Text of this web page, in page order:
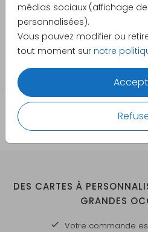
médias sociaux (affichage
personnalisées).
Vous pouvez modifier ou
tout moment sur notre
Créateur
Pretty Orange
Catégorie
Invitations
DES CARTES À
GRANDES
Votre commande